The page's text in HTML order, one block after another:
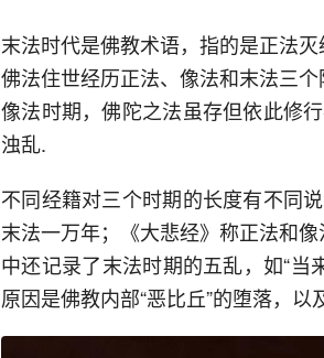
末法时代是佛教术语，指的是正法
佛法住世经历正法、像法和末法三
像法时期，佛陀之法虽存但依此修
浊乱.
不同经籍对三个时期的长度有不同
末法一万年；《大悲经》称正法和
中还记录了末法时期的五乱，如“当
原因是佛教内部“恶比丘”的堕落，